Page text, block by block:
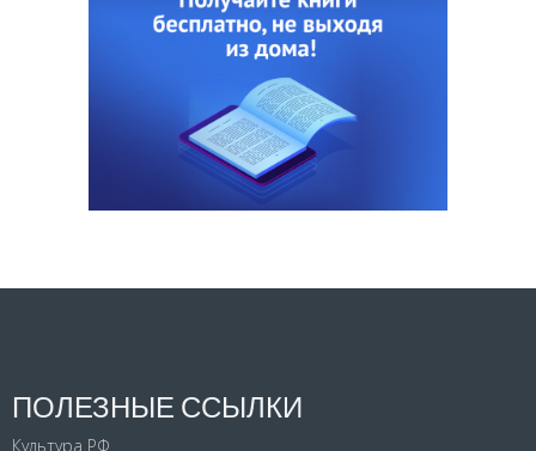
ПОЛЕЗНЫЕ ССЫЛКИ
Культура РФ